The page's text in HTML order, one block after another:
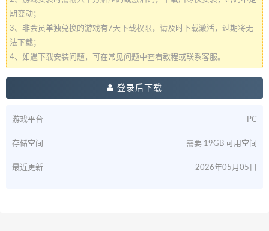
期变动；
3、非会员单独兑换的游戏有7天下载权限，请及时下载激活，过期将无
法下载；
4、如遇下载安装问题，可在常见问题中查看教程或联系客服。
登录后下载
游戏平台 PC
存储空间 需要 19GB 可用空间
最近更新 2026年05月05日